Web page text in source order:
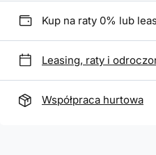
Kup na raty 0% lub
Leasing, raty i
Współpraca hurtowa